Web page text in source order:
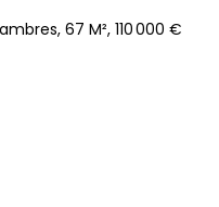
67 M², 110 000 €